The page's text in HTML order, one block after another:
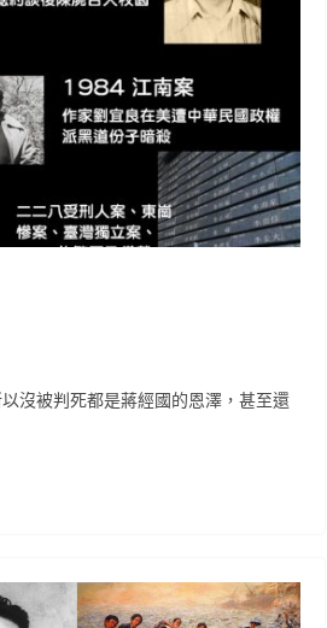
沒被判死都是蔣經國的恩澤，甚至還